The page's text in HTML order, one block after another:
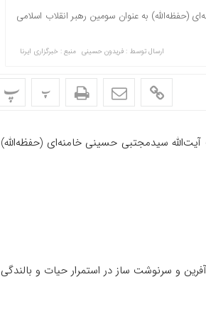
(حفظه‌الله) به عنوان سومین رهبر انقلاب اسلامی
ارسال توسط : فریدون حسینی منبع : خبرگزاری ایرنا
پ پ
سیدمجتبی حسینی خامنه‌ای (حفظه‌الله)
و سرنوشت ساز در استمرار حیات و بالندگی